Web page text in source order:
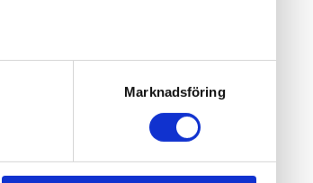
Marknadsföring